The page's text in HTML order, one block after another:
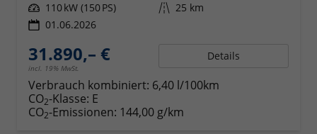
Leistung 110 kW (150 PS) Kilometerstand 25 km
01.06.2026
31.890,– €
incl. 19% MwSt.
Details
Verbrauch kombiniert: 6,40 l/100km
CO2-Klasse: E
CO2-Emissionen: 144,00 g/km